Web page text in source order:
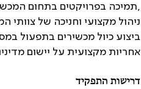
,תמיכה בפרויקטים בתחום
ניהול מקצועי וחניכה של צוותי
ביצוע כיול מכשירים בתפעול
אחריות מקצועית על יישום
דרישות התפקיד